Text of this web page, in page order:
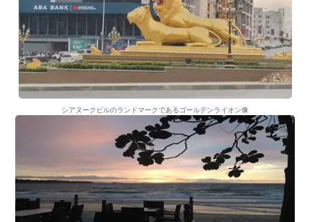
シアヌークビルのランドマークであるゴールデンライオン像